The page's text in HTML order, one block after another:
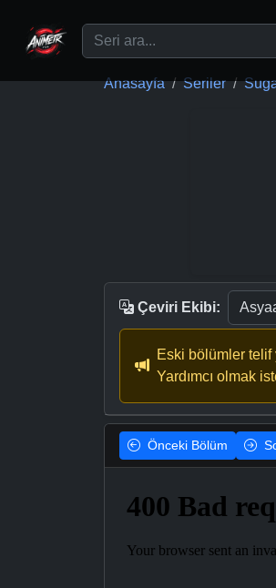
Anasayfa Seriler
Çeviri Ekibi:
Eski bölümler
Yardımcı olmak
Önceki Bölüm